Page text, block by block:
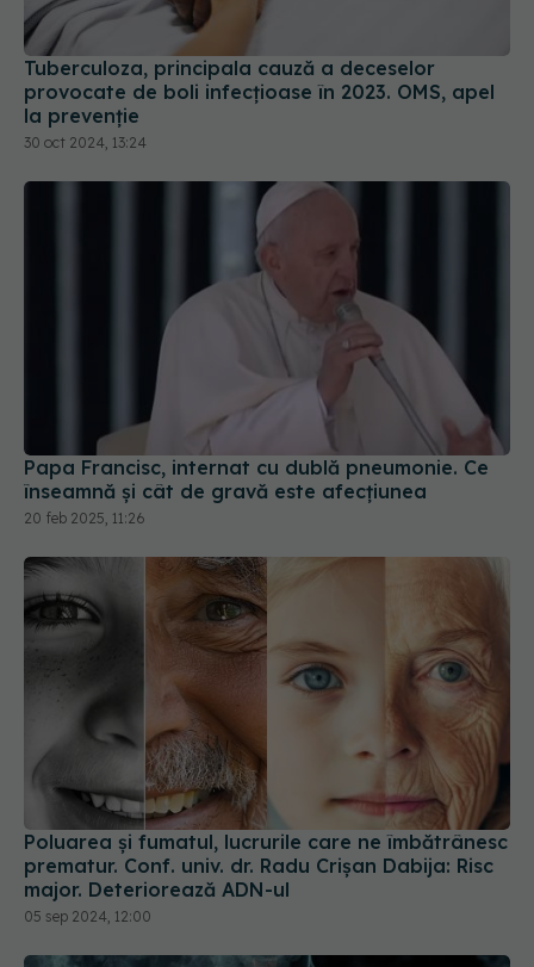
Tuberculoza, principala cauză a deceselor
provocate de boli infecțioase în 2023. OMS, apel
la prevenție
30 oct 2024, 13:24
Papa Francisc, internat cu dublă pneumonie. Ce
înseamnă și cât de gravă este afecțiunea
20 feb 2025, 11:26
Poluarea și fumatul, lucrurile care ne îmbătrânesc
prematur. Conf. univ. dr. Radu Crișan Dabija: Risc
major. Deteriorează ADN-ul
05 sep 2024, 12:00